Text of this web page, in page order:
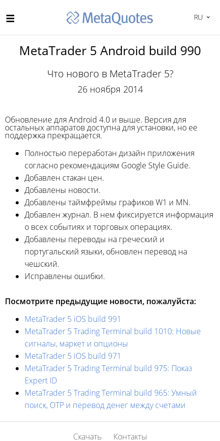
RU
MetaTrader 5 Android build 990
Что нового в MetaTrader 5?
26 ноября 2014
Обновление для Android 4.0 и выше. Версия для
остальных аппаратов доступна для установки, но ее
поддержка прекращается.
Полностью переработан дизайн приложения
согласно рекомендациям Google Style Guide.
Добавлен стакан цен.
Добавлены новости.
Добавлены таймфреймы графиков W1 и MN.
Добавлен журнал. В нем фиксируется информация
о всех событиях и торговых операциях.
Добавлены переводы на греческий и
португальский языки, обновлен перевод на
чешский.
Исправлены ошибки.
Посмотрите предыдущие новости, пожалуйста:
MetaTrader 5 iOS build 991
MetaTrader 5 Trading Terminal build 1010: Новые
сигналы, маркет и опционы
MetaTrader 5 iOS build 971
MetaTrader 5 Trading Terminal build 975: Показ
Expert ID
MetaTrader 5 Trading Terminal build 965: Умный
поиск, OTP и перевод денег между счетами
Скачать Контакты